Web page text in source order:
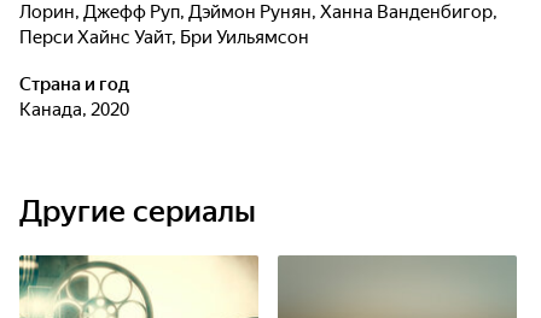
Лорин, Джефф Руп, Дэймон Рунян, Ханна Ванденбигор,
Перси Хайнс Уайт, Бри Уильямсон
Страна и год
Канада, 2020
Другие сериалы